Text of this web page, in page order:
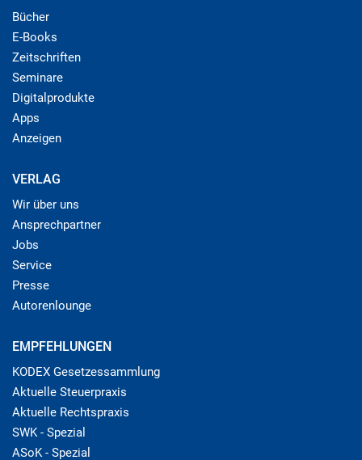
Bücher
E-Books
Zeitschriften
Seminare
Digitalprodukte
Apps
Anzeigen
VERLAG
Wir über uns
Ansprechpartner
Jobs
Service
Presse
Autorenlounge
EMPFEHLUNGEN
KODEX Gesetzessammlung
Aktuelle Steuerpraxis
Aktuelle Rechtspraxis
SWK - Spezial
ASoK - Spezial